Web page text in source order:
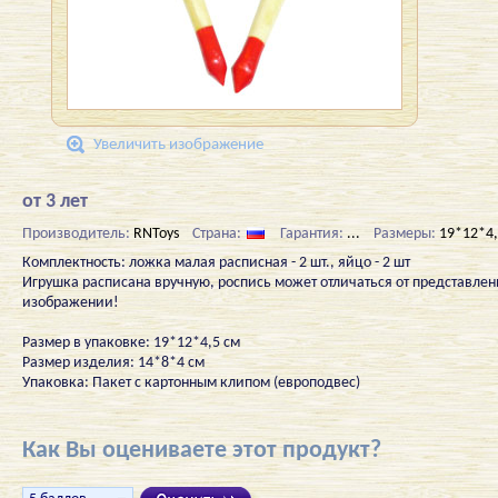
Увеличить изображение
от 3 лет
Производитель: RNToys Страна: Гарантия: ... Размеры:
Комплектность: ложка малая расписная - 2 шт., яйцо - 2 шт
Игрушка расписана вручную, роспись может отличаться от
изображении!
Размер в упаковке: 19*12*4,5 см
Размер изделия: 14*8*4 см
Упаковка: Пакет с картонным клипом (европодвес)
Как Вы оцениваете этот продукт?